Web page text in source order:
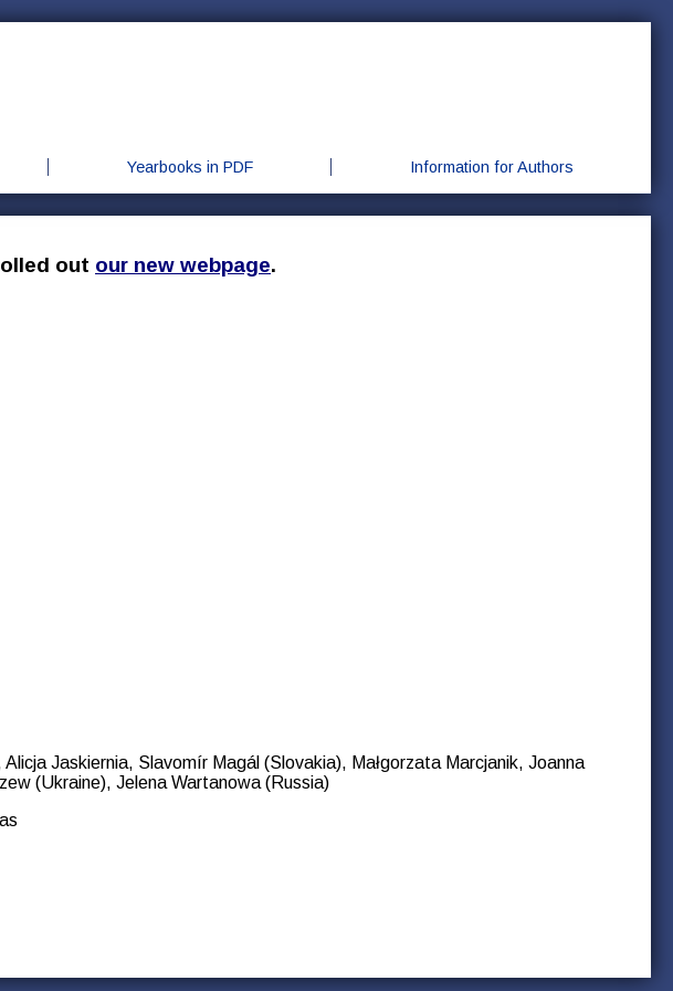
Yearbooks in PDF Information for Authors
out our new webpage.
Jaskiernia, Slavomír Magál (Slovakia), Małgorzata Marcjanik, Joanna
(Ukraine), Jelena Wartanowa (Russia)